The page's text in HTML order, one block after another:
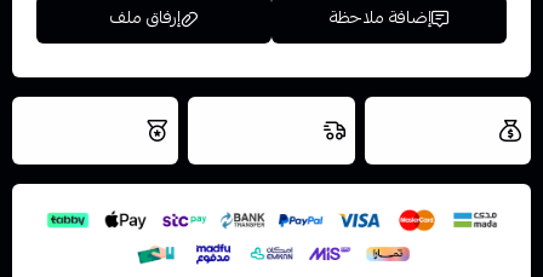
إضافة ملاحظة إرفاق ملف
اسحب و افلت الملف هنا
استعراض
نتميز بلجودة